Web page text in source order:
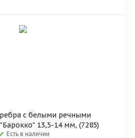
с белыми речными
13,5-14 мм, (7285)
Есть в наличии